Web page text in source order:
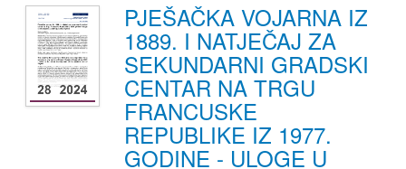
PJEŠAČKA VOJARNA IZ
1889. I NATJEČAJ ZA
SEKUNDARNI GRADSKI
CENTAR NA TRGU
FRANCUSKE
REPUBLIKE IZ 1977.
GODINE - ULOGE U